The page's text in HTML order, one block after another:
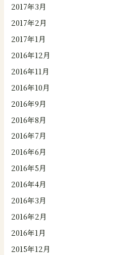
2017年3月
2017年2月
2017年1月
2016年12月
2016年11月
2016年10月
2016年9月
2016年8月
2016年7月
2016年6月
2016年5月
2016年4月
2016年3月
2016年2月
2016年1月
2015年12月